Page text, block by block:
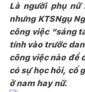
Là người phụ
nhưng KTSNgụ
công việc “sáng
tính vào trước
công việc nào để
có sự học hỏi, cố
ở nam hay nữ.